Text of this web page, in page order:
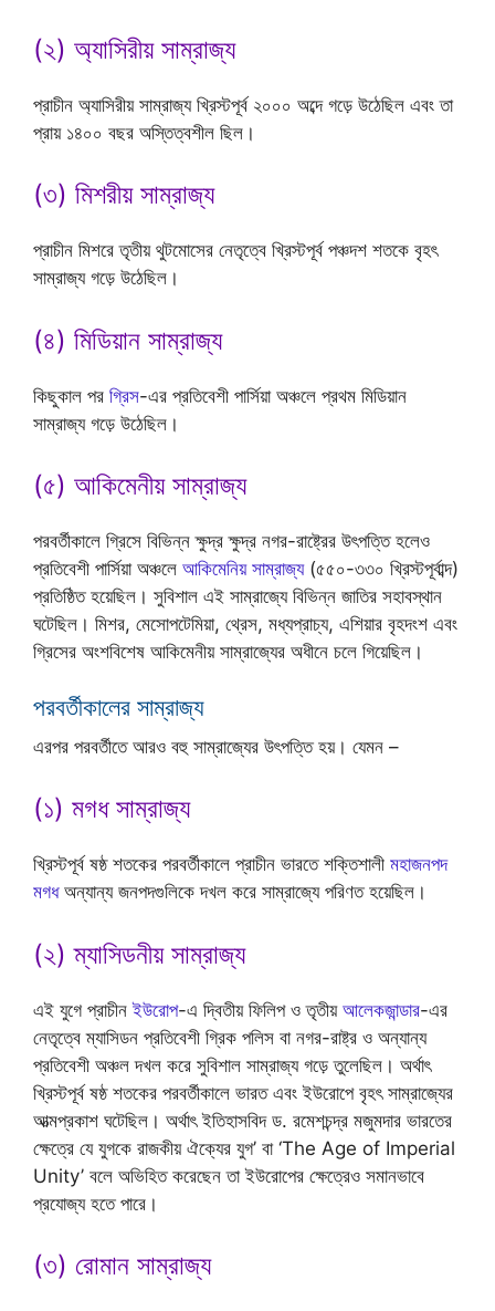
(২) অ্যাসিরীয় সাম্রাজ্য
প্রাচীন অ্যাসিরীয় সাম্রাজ্য খ্রিস্টপূর্ব ২০০০ অব্দে গড়ে উঠেছিল এবং তা
প্রায় ১৪০০ বছর অস্তিত্বশীল ছিল।
(৩) মিশরীয় সাম্রাজ্য
প্রাচীন মিশরে তৃতীয় থুটমোসের নেতৃত্বে খ্রিস্টপূর্ব পঞ্চদশ শতকে বৃহৎ
সাম্রাজ্য গড়ে উঠেছিল।
(৪) মিডিয়ান সাম্রাজ্য
কিছুকাল পর গ্রিস-এর প্রতিবেশী পার্সিয়া অঞ্চলে প্রথম মিডিয়ান
সাম্রাজ্য গড়ে উঠেছিল।
(৫) আকিমেনীয় সাম্রাজ্য
পরবর্তীকালে গ্রিসে বিভিন্ন ক্ষুদ্র ক্ষুদ্র নগর-রাষ্ট্রের উৎপত্তি হলেও
প্রতিবেশী পার্সিয়া অঞ্চলে আকিমেনিয় সাম্রাজ্য(৫৫০-৩৩০ খ্রিস্টপূর্বাব্দ)
প্রতিষ্ঠিত হয়েছিল। সুবিশাল এই সাম্রাজ্যে বিভিন্ন জাতির সহাবস্থান
ঘটেছিল। মিশর, মেসোপটেমিয়া, থ্রেস, মধ্যপ্রাচ্য, এশিয়ার বৃহদংশ এবং
গ্রিসের অংশবিশেষ আকিমেনীয় সাম্রাজ্যের অধীনে চলে গিয়েছিল।
পরবর্তীকালের সাম্রাজ্য
এরপর পরবর্তীতে আরও বহু সাম্রাজ্যের উৎপত্তি হয়। যেমন –
(১) মগধ সাম্রাজ্য
খ্রিস্টপূর্ব ষষ্ঠ শতকের পরবর্তীকালে প্রাচীন ভারতে শক্তিশালী মহাজনপদ
মগধঅন্যান্য জনপদগুলিকে দখল করে সাম্রাজ্যে পরিণত হয়েছিল।
(২) ম্যাসিডনীয় সাম্রাজ্য
এই যুগে প্রাচীনইউরোপ-এ দ্বিতীয় ফিলিপ ও তৃতীয় আলেকজান্ডার-এর
নেতৃত্বে ম্যাসিডন প্রতিবেশী গ্রিক পলিস বা নগর-রাষ্ট্র ও অন্যান্য
প্রতিবেশী অঞ্চল দখল করে সুবিশাল সাম্রাজ্য গড়ে তুলেছিল। অর্থাৎ
খ্রিস্টপূর্ব ষষ্ঠ শতকের পরবর্তীকালে ভারত এবং ইউরোপে বৃহৎ সাম্রাজ্যের
আত্মপ্রকাশ ঘটেছিল। অর্থাৎ ইতিহাসবিদ ড. রমেশচন্দ্র মজুমদার ভারতের
ক্ষেত্রে যে যুগকে রাজকীয় ঐক্যের যুগ’ বা ‘The Age of Imperial
Unity’ বলে অভিহিত করেছেন তা ইউরোপের ক্ষেত্রেও সমানভাবে
প্রযোজ্য হতে পারে।
(৩) রোমান সাম্রাজ্য